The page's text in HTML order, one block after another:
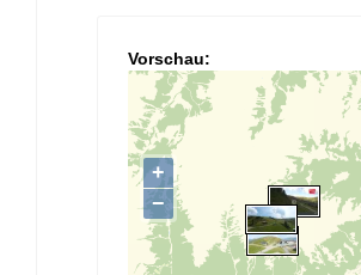
Vorschau: